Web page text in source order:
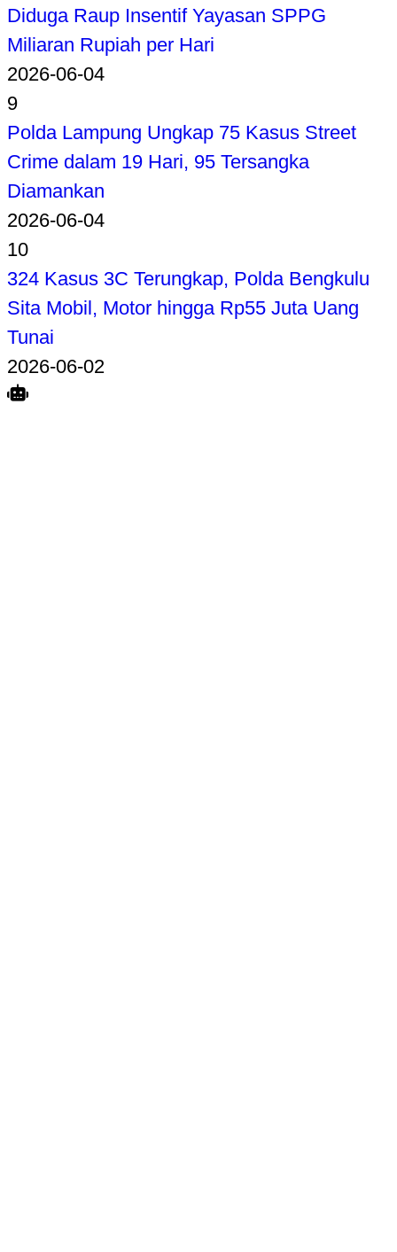
Diduga Raup Insentif Yayasan SPPG
Miliaran Rupiah per Hari
2026-06-04
9
Polda Lampung Ungkap 75 Kasus Street
Crime dalam 19 Hari, 95 Tersangka
Diamankan
2026-06-04
10
324 Kasus 3C Terungkap, Polda Bengkulu
Sita Mobil, Motor hingga Rp55 Juta Uang
Tunai
2026-06-02